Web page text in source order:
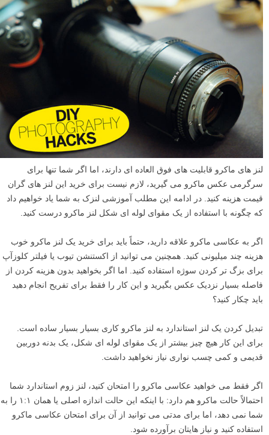
لنز های ماکرو قابلیت های فوق العاده ای دارند، اما اگر شما تنها برای
سرگرمی عکس ماکرو می گیرید، لازم نیست برای خرید این لنز های گران
قیمت هزینه کنید. در ادامه این مطلب آموزشی لنزک به شما یاد خواهیم داد
که چگونه با استفاده از یک مقوای لوله ای شکل لنز ماکرو درست کنید.
اگر به عکاسی ماکرو علاقه دارید، حتماً باید برای خرید یک لنز ماکرو خوب
هزینه چند میلیونی کنید. همچنین می توانید از اکستنشن تیوب یا فیلتر کلوزآپ
برای بزگ تر کردن سوژه استفاده کنید. اما اگر بخواهید بدون هزینه کردن از
فاصله بسیار نزدیک عکس بگیرید و این کار را فقط برای تفریح انجام دهید
باید چکار کنید؟
تبدیل کردن یک لنز استاندارد به لنز ماکرو کاری بسیار بسیار ساده است.
برای این کار هیچ چیز بیشتر از یک مقوای لوله ای شکل، یک بدنه دوربین
قدیمی و کمی چسب نواری نیاز نخواهید داشت.
اگر فقط می خواهید عکاسی ماکرو را امتحان کنید، لنز زوم استاندارد شما
احتمالاً حالت ماکرو هم دارد: با اینکه این حالت اندازه اصلی یا همان ۱:۱ را به
شما نمی دهد، اما برای مدتی می توانید از آن برای امتحان عکاسی ماکرو
استفاده کنید و نیاز هایتان برآورده شود.